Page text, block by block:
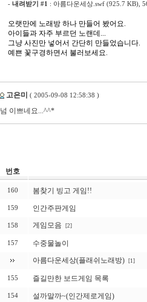
- 내려받기 #1 : 아름다운세상.swf (925.7 KB) ,
오랫만에 노래방 하나 만들어 봤어요.
아이들과 자주 부르던 노랜데...
그냥 사진만 넣어서 간단히 만들었습니다.
예쁜 꽃구경하면서 불러보세요.
고은미 ( 2005-09-08 12:58:38 )
넘 이쁘네요...^^*
번호
160 봄찾기 빙고 게임!!
159 인간주판게임
158 게임모음 [2]
157
수중물놀이
아름다운세상(플래쉬노래방)
[1]
155 즐길만한 보드게임 목록
154 설까말까~(인간제로게임)